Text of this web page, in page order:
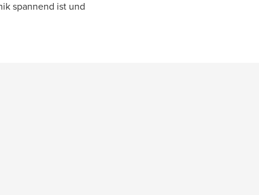
spannend ist und